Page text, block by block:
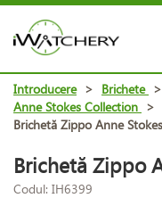
Introducere > Brichete >
Anne Stokes Collection >
Brichetă Zippo Anne
Brichetă Zippo
Codul: IH6399